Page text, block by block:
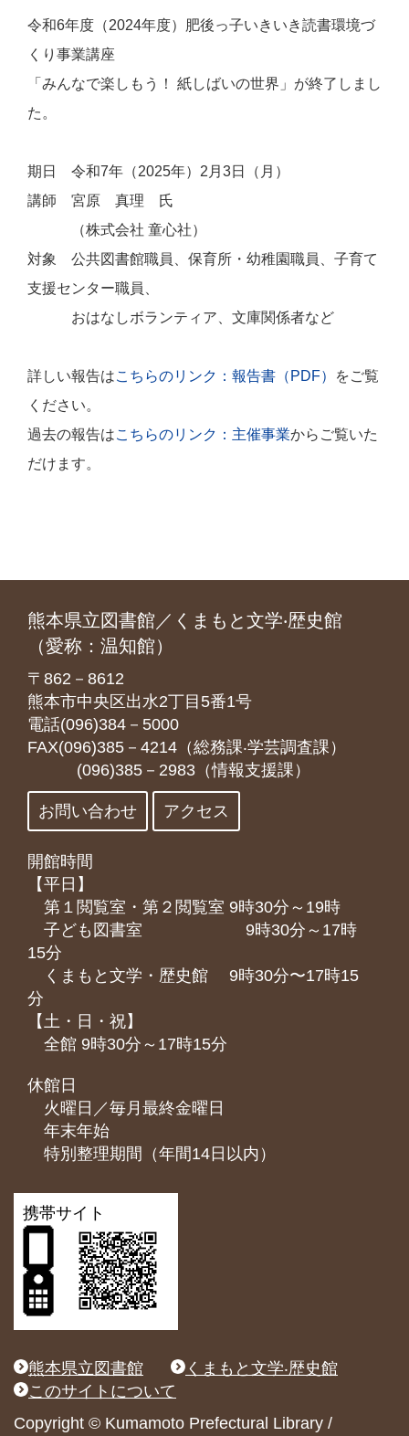
令和6年度（2024年度）肥後っ子いきいき読書環境づ
くり事業講座
「みんなで楽しもう！ 紙しばいの世界」が終了しまし
た。
期日 令和7年（2025年）2月3日（月）
講師 宮原 真理 氏
（株式会社 童心社）
対象 公共図書館職員、保育所・幼稚園職員、子育て
支援センター職員、
おはなしボランティア、文庫関係者など
詳しい報告はこちらのリンク：報告書（PDF）
をご覧
ください。
過去の報告はこちらのリンク：主催事業からご覧いた
だけます。
熊本県立図書館／くまもと文学‧歴史館
（愛称：温知館）
〒862－8612
熊本市中央区出水2丁目5番1号
電話(096)384－5000
FAX(096)385－4214（総務課‧学芸調査課）
(096)385－2983（情報支援課）
お問い合わせ アクセス
開館時間
【平日】
第１閲覧室・第２閲覧室 9時30分～19時
子ども図書室 9時30分～17時
15分
くまもと⽂学・歴史館 9時30分〜17時15
分
【土・日・祝】
全館 9時30分～17時15分
休館日
火曜日／毎月最終金曜日
年末年始
特別整理期間（年間14日以内）
携帯サイト
熊本県立図書館
くまもと文学‧歴史館
このサイトについて
Copyright © Kumamoto Prefectural Library /